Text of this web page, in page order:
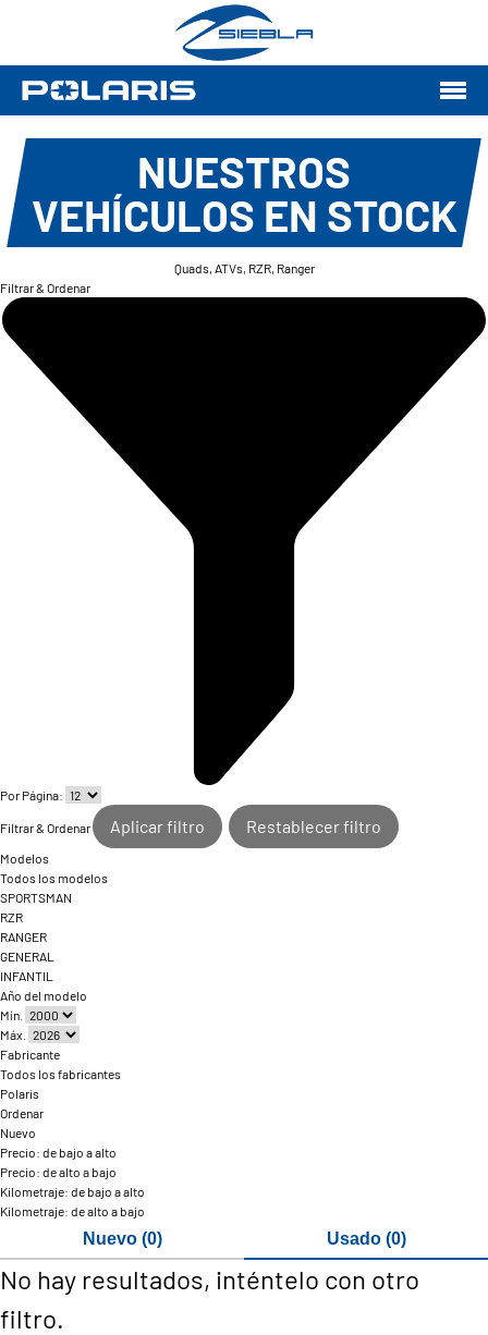
NUESTROS
VEHÍCULOS EN STOCK
Quads, ATVs, RZR, Ranger
Filtrar & Ordenar
Por Página:
Filtrar & Ordenar Aplicar filtro Restablecer filtro
Modelos
Todos los modelos
SPORTSMAN
RZR
RANGER
GENERAL
INFANTIL
Año del modelo
Mín.
Máx.
Fabricante
Todos los fabricantes
Polaris
Ordenar
Nuevo
Precio: de bajo a alto
Precio: de alto a bajo
Kilometraje: de bajo a alto
Kilometraje: de alto a bajo
Nuevo (0) Usado (0)
No hay resultados, inténtelo con otro
filtro.